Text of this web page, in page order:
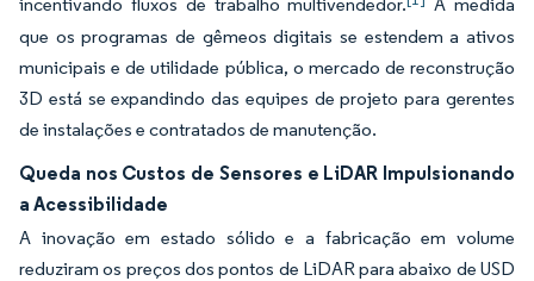
que os programas de gêmeos digitais se estendem a ativos
municipais e de utilidade pública, o mercado de reconstrução
3D está se expandindo das equipes de projeto para gerentes
de instalações e contratados de manutenção.
Queda nos Custos de Sensores e LiDAR Impulsionando
a Acessibilidade
A inovação em estado sólido e a fabricação em volume
reduziram os preços dos pontos de LiDAR para abaixo de USD